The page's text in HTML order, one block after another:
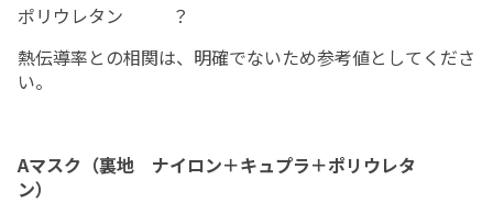
ポリウレタン
？
熱伝導率との相関は、明確でないため参考値と してくださ
い。
Aマスク（裏地 ナイロン＋キュプラ＋ポリウレタ
ン）